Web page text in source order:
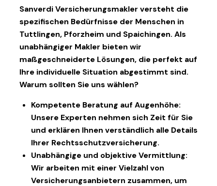
Sanverdi Versicherungsmakler versteht die
spezifischen Bedürfnisse der Menschen in
Tuttlingen, Pforzheim und Spaichingen. Als
unabhängiger Makler bieten wir
maßgeschneiderte Lösungen, die perfekt auf
Ihre individuelle Situation abgestimmt sind.
Warum sollten Sie uns wählen?
Kompetente Beratung auf Augenhöhe:
Unsere Experten nehmen sich Zeit für Sie
und erklären Ihnen verständlich alle Details
Ihrer Rechtsschutzversicherung.
Unabhängige und objektive Vermittlung:
Wir arbeiten mit einer Vielzahl von
Versicherungsanbietern zusammen, um